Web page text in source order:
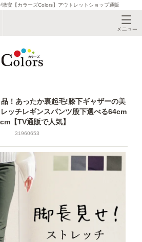
安【カラーズColors】アウトレットショップ通販
品！あったか裏起毛!膝下ギャザーの美
ッチレギンスパンツ股下選べる64cm
【TV通販で人気】
31960653